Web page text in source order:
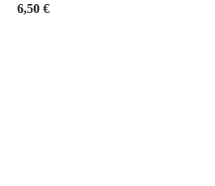
Cena
6,50 €